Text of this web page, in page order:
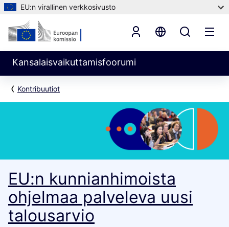
EU:n virallinen verkkosivusto
Kansalaisvaikuttamisfoorumi
Kontribuutiot
EU:n kunnianhimoista
ohjelmaa palveleva uusi
talousarvio